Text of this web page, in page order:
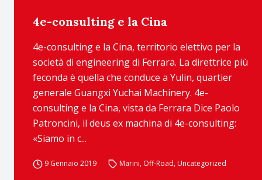
4e-consulting e la Cina
4e-consulting e la Cina, territorio elettivo per la
società di engineering di Ferrara. La direttrice più
feconda è quella che conduce a Yulin, quartier
generale Guangxi Yuchai Machinery. 4e-
consulting e la Cina, vista da Ferrara Dice Paolo
Patroncini, il deus ex machina di 4e-consulting:
«Siamo in c...
9 Gennaio 2019 Marini, Off-Road, Uncategorized